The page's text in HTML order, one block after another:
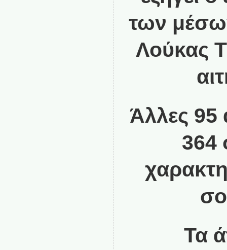
των
Λούκας
Άλλες
364
Τα